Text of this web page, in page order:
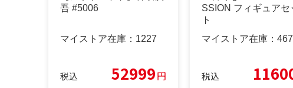
吾 #5006
マイストア在庫： 1227
税込 52999円
SSION フィギュアセ
ト
マイストア在庫：
税込